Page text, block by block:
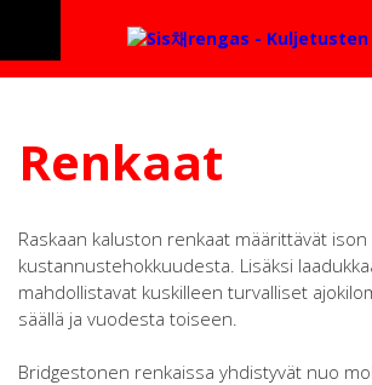
Renkaat
Raskaan kaluston renkaat määrittävät
kustannustehokkuudesta. Lisäksi
mahdollistavat kuskilleen turvalliset
säällä ja vuodesta toiseen.
Bridgestonen renkaissa yhdistyvät nuo